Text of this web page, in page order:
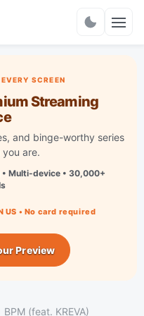
SCREEN
Streaming
and binge-worthy series
are.
Multi-device • 30,000+
US • No card required
Preview
BPM (feat. KREVA)